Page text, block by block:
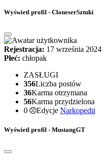
Wyświetl profil - CloneserSztuki
Rejestracja: 17 września 2024
Płeć: chłopak
ZASŁUGI
356Liczba postów
36Karma otrzymana
56Karma przydzielona
0
Edycje Narkopedii
Wyświetl profil - MustangGT